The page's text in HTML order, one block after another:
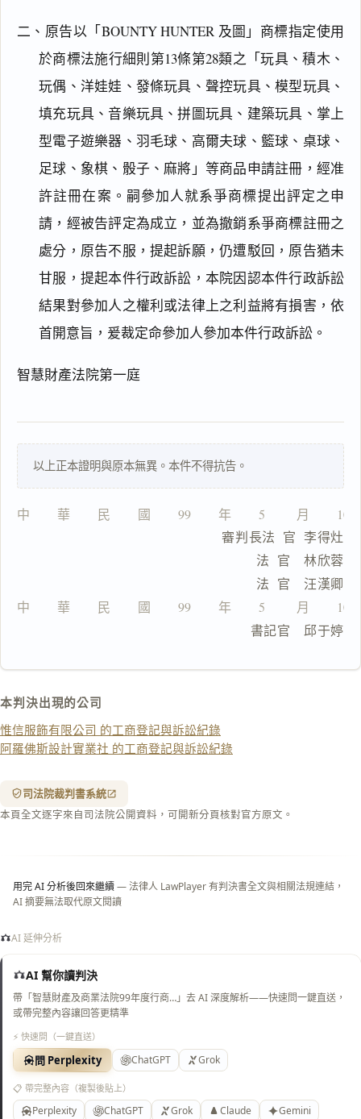
二、原告以「BOUNTY HUNTER 及圖」商標指定使用
於商標法施行細則第13條第28類之「玩具、積木、
玩偶、洋娃娃、發條玩具、聲控玩具、模型玩具、
填充玩具、音樂玩具、拼圖玩具、建築玩具、掌上
型電子遊樂器、羽毛球、高爾夫球、籃球、桌球、
足球、象棋、骰子、麻將」等商品申請註冊，經准
許註冊在案。嗣參加人就系爭商標提出評定之申
請，經被告評定為成立，並為撤銷系爭商標註冊之
處分，原告不服，提起訴願，仍遭駁回，原告猶未
甘服，提起本件行政訴訟，本院因認本件行政訴訟
結果對參加人之權利或法律上之利益將有損害，依
首開意旨，爰裁定命參加人參加本件行政訴訟。
智慧財產法院第一庭
以上正本證明與原本無異。本件不得抗告。
中　　華　　民　　國　　99　　年　　5　　 月　　10
                          審判長法  官  李得灶
                                法  官　林欣蓉
                                法  官　汪漢卿
中　　華　　民　　國　　99　　年　　5　　 月　　10
書記官　邱于婷
本判決出現的公司
惟信服飾有限公司 的工商登記與訴訟紀錄
阿羅佛斯設計實業社 的工商登記與訴訟紀錄
司法院裁判書系統
本頁全文逐字來自司法院公開資料，可開新分頁核對官方原文。
用完 AI 分析後回來繼續— 法律人 LawPlayer 有判決書全文與相關法規連結，
AI 摘要無法取代原文閱讀
AI 延伸分析
AI 幫你讀判決
帶「智慧財產及商業法院99年度行商…」去 AI 深度解析——快速問一鍵直送，
或帶完整內容讓回答更精準
⚡ 快速問（一鍵直送）
問 Perplexity ChatGPT Grok
📋 帶完整內容（複製後貼上）
Perplexity ChatGPT Grok Claude Gemini
閱讀 研究
搜尋本
由
鍵
複
製
全
複製給 AI
去換行複製
匯出 PDF
精美列印